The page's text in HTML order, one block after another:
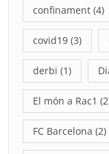
confinament (4)
covid19 (3)
derbi (1)
El món a Rac1
FC Barcelona (2)